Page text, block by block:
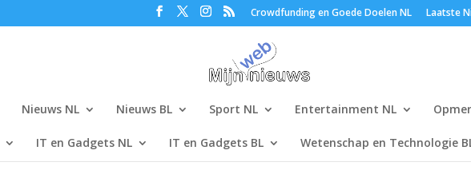
Crowdfunding en Goede Doelen NL Laatste
Nieuws NL Nieuws BL Sport NL Entertainment NL
IT en Gadgets NL IT en Gadgets BL Wetenschap en Technologie